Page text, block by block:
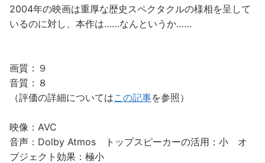
2004年の映画は重厚な歴史スペクタクルの様相を呈して
いるのに対し、本作は……なんというか……
画質：９
音質：８
（評価の詳細についてはこの記事を参照）
映像：AVC
音声：Dolby Atmos トップスピーカーの活用：小 オ
ブジェクト効果：極小